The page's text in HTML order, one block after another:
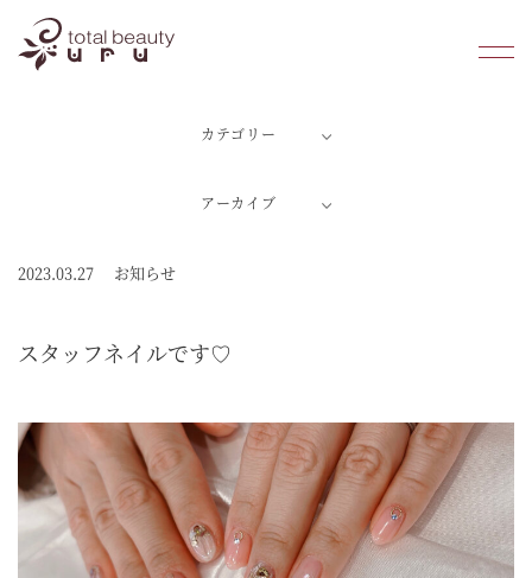
ホーム
潤のこだわり
店舗情報
ブログ
カテゴリー
アーカイブ
2023.03.27 お知らせ
スタッフネイルです♡